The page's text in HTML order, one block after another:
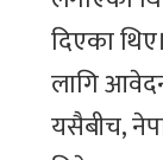
दिएका
लागि
यसैबीच,